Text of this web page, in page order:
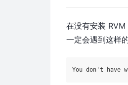
在没有安装
一定会遇到这样
You don